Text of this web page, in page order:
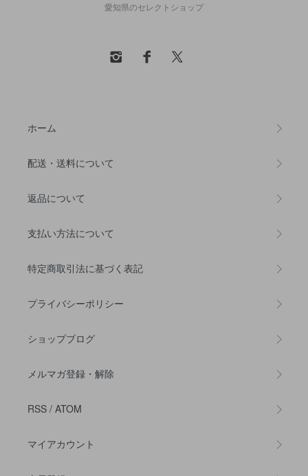
愛知県のセレクトショップ
ホーム
配送・送料について
返品について
支払い方法について
特定商取引法に基づく表記
プライバシーポリシー
ショップブログ
メルマガ登録・解除
RSS / ATOM
マイアカウント